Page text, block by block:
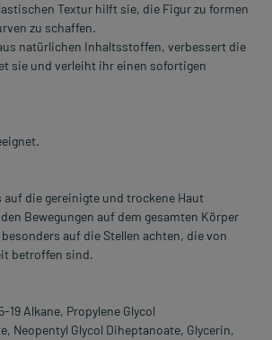
Textur hilft sie, die Figur zu formen
zu schaffen.
natürlichen Inhaltsstoffen, verbessert die
sie und verleiht ihr einen sofortigen
auf die gereinigte und trockene Haut
Bewegungen auf dem gesamten Körper
auf die Stellen achten, die von
betroffen sind.
19 Alkane, Propylene Glycol
Neopentyl Glycol Diheptanoate, Glycerin,